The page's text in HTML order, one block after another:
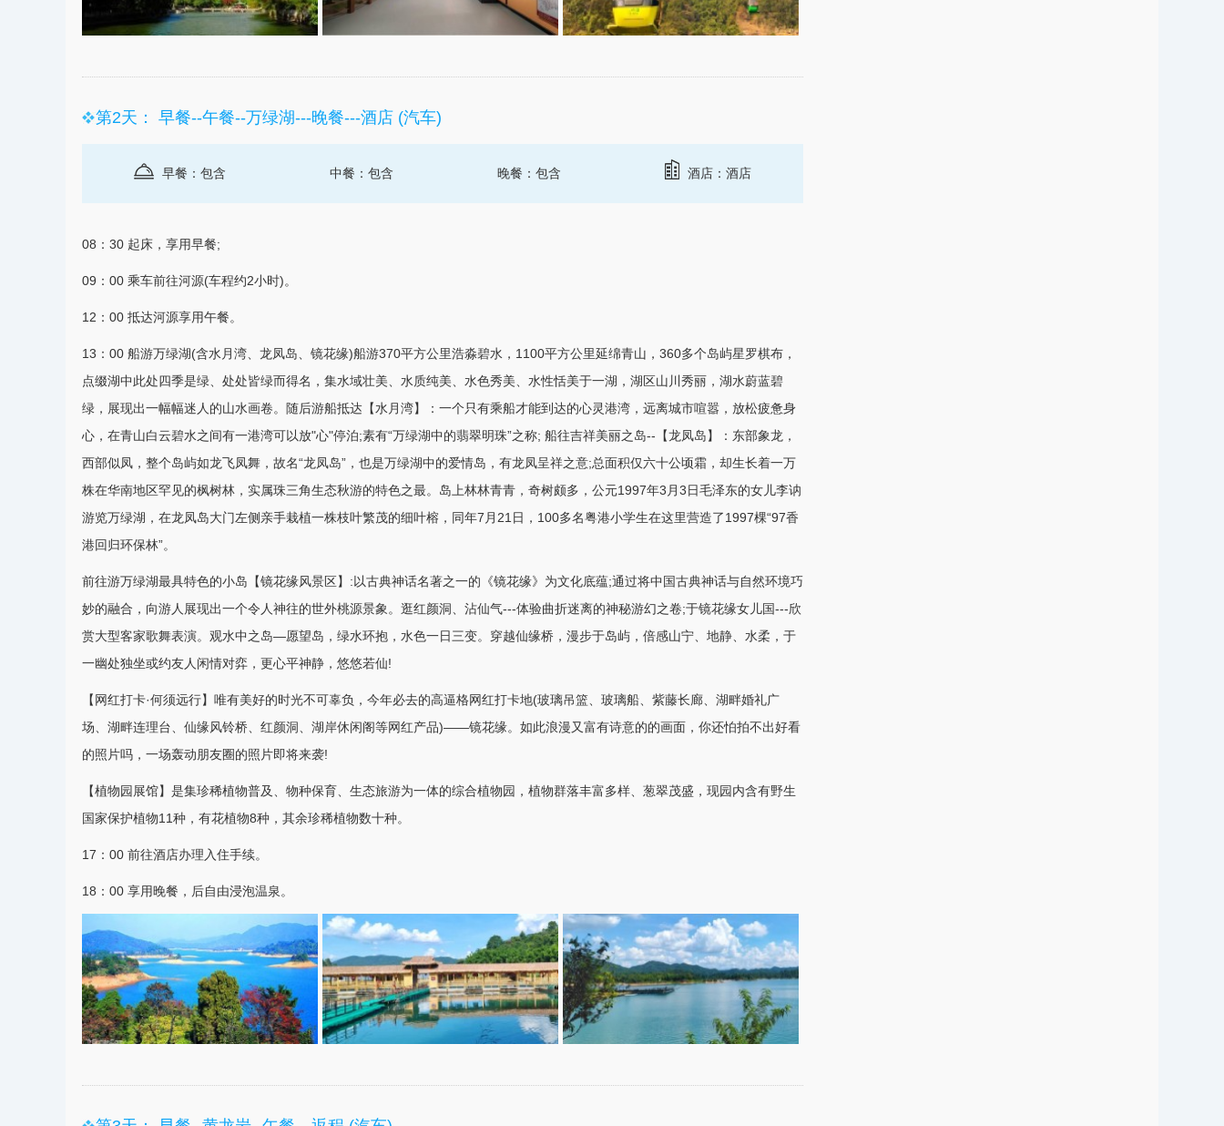
第2天： 早餐--午餐--万绿湖---晚餐---酒店 (汽车)
早餐：包含 中餐：包含 晚餐：包含 酒店：酒店
08：30 起床，享用早餐;
09：00 乘车前往河源(车程约2小时)。
12：00 抵达河源享用午餐。
13：00 船游万绿湖(含水月湾、龙凤岛、镜花缘)船游370平方公里浩淼碧水，1100平方公里延绵青山，360多个岛屿星罗棋布，
点缀湖中此处四季是绿、处处皆绿而得名，集水域壮美、水质纯美、水色秀美、水性恬美于一湖，湖区山川秀丽，湖水蔚蓝碧
绿，展现出一幅幅迷人的山水画卷。随后游船抵达【水月湾】：一个只有乘船才能到达的心灵港湾，远离城市喧嚣，放松疲惫身
心，在青山白云碧水之间有一港湾可以放"心"停泊;素有“万绿湖中的翡翠明珠”之称; 船往吉祥美丽之岛--【龙凤岛】：东部象龙，
西部似凤，整个岛屿如龙飞凤舞，故名“龙凤岛”，也是万绿湖中的爱情岛，有龙凤呈祥之意;总面积仅六十公顷霜，却生长着一万
株在华南地区罕见的枫树林，实属珠三角生态秋游的特色之最。岛上林林青青，奇树颇多，公元1997年3月3日毛泽东的女儿李讷
游览万绿湖，在龙凤岛大门左侧亲手栽植一株枝叶繁茂的细叶榕，同年7月21日，100多名粤港小学生在这里营造了1997棵“97香
港回归环保林”。
前往游万绿湖最具特色的小岛【镜花缘风景区】:以古典神话名著之一的《镜花缘》为文化底蕴;通过将中国古典神话与自然环境巧
妙的融合，向游人展现出一个令人神往的世外桃源景象。逛红颜洞、沾仙气---体验曲折迷离的神秘游幻之卷;于镜花缘女儿国---欣
赏大型客家歌舞表演。观水中之岛—愿望岛，绿水环抱，水色一日三变。穿越仙缘桥，漫步于岛屿，倍感山宁、地静、水柔，于
一幽处独坐或约友人闲情对弈，更心平神静，悠悠若仙!
【网红打卡·何须远行】唯有美好的时光不可辜负，今年必去的高逼格网红打卡地(玻璃吊篮、玻璃船、紫藤长廊、湖畔婚礼广
场、湖畔连理台、仙缘风铃桥、红颜洞、湖岸休闲阁等网红产品)——镜花缘。如此浪漫又富有诗意的的画面，你还怕拍不出好看
的照片吗，一场轰动朋友圈的照片即将来袭!
【植物园展馆】是集珍稀植物普及、物种保育、生态旅游为一体的综合植物园，植物群落丰富多样、葱翠茂盛，现园内含有野生
国家保护植物11种，有花植物8种，其余珍稀植物数十种。
17：00 前往酒店办理入住手续。
18：00 享用晚餐，后自由浸泡温泉 。